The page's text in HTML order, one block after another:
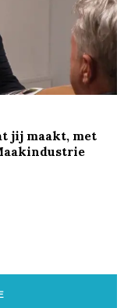
jij maakt, met